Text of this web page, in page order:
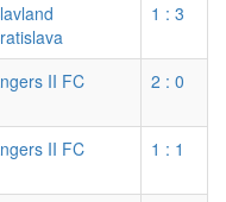
1 : 3
II FC 2 : 0
II FC 1 : 1